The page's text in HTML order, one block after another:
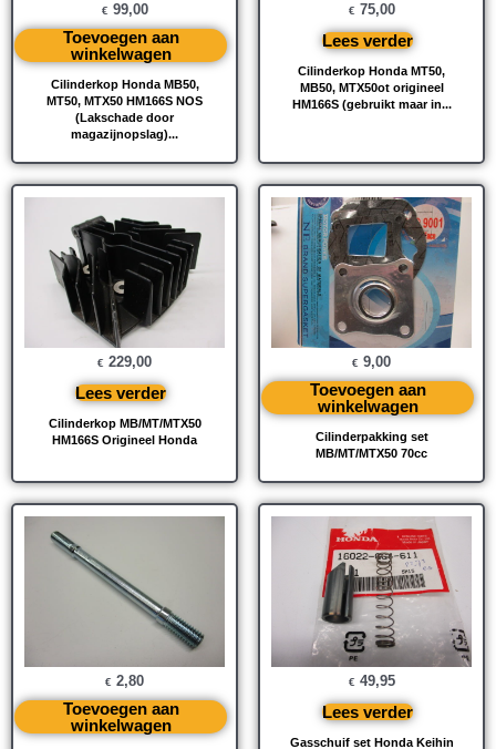
Cilinderkop Honda MB50,
MT50, MTX50 HM166S NOS
(Lakschade door
magazijnopslag)...
€ 99,00
Toevoegen aan
winkelwagen
Cilinderkop Honda MT50,
MB50, MTX50ot origineel
HM166S (gebruikt maar in...
€ 75,00
Lees verder
Cilinderkop MB/MT/MTX50
HM166S Origineel Honda
€ 229,00
Lees verder
Cilinderpakking set
MB/MT/MTX50 70cc
€ 9,00
Toevoegen aan
winkelwagen
€ 2,80
Toevoegen aan
winkelwagen
Gasschuif set Honda Keihin
€ 49,95
Lees verder